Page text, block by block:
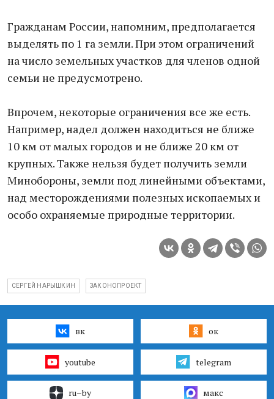
Гражданам России, напомним, предполагается
выделять по 1 га земли. При этом ограничений
на число земельных участков для членов одной
семьи не предусмотрено.
Впрочем, некоторые ограничения все же есть.
Например, надел должен находиться не ближе
10 км от малых городов и не ближе 20 км от
крупных. Также нельзя будет получить земли
Минобороны, земли под линейными объектами,
над месторождениями полезных ископаемых и
особо охраняемые природные территории.
СЕРГЕЙ НАРЫШКИН ЗАКОНОПРОЕКТ
вк ок
youtube telegram
ru–by макс